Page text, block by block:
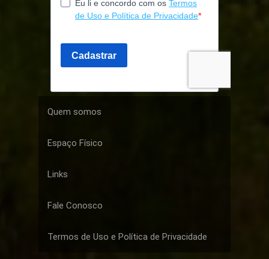
Quem somos
Espaço Físico
Links
Fale Conosco
Termos de Uso e Política de Privacidade